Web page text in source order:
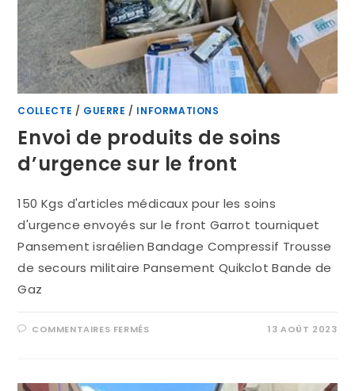
COLLECTE / GUERRE / INFORMATIONS
Envoi de produits de soins
d’urgence sur le front
150 Kgs d'articles médicaux pour les soins
d'urgence envoyés sur le front Garrot tourniquet
Pansement israélien Bandage Compressif Trousse
de secours militaire Pansement Quikclot Bande de
Gaz
COMMENTAIRES FERMÉS 13 AOÛT 2023